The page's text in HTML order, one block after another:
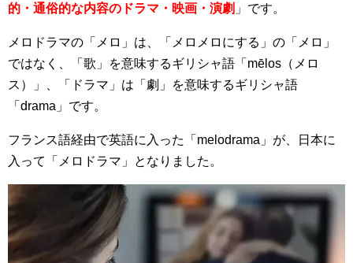
的・通俗的な内容のドラマ・映画・演劇 」です。
メロドラマの「メロ」は、「メロメロにする」の「メロ」
ではなく、「歌」を意味するギリシャ語「mēlos（メロ
ス）」、「ドラマ」は「劇」を意味するギリシャ語
「drama」です。
フランス語経由で英語に入った「melodrama」が、日本に
入って「メロドラマ」となりました。